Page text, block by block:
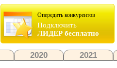
Опередить конкурентов
Подключить
ЛИДЕР бесплатно
2020 2021